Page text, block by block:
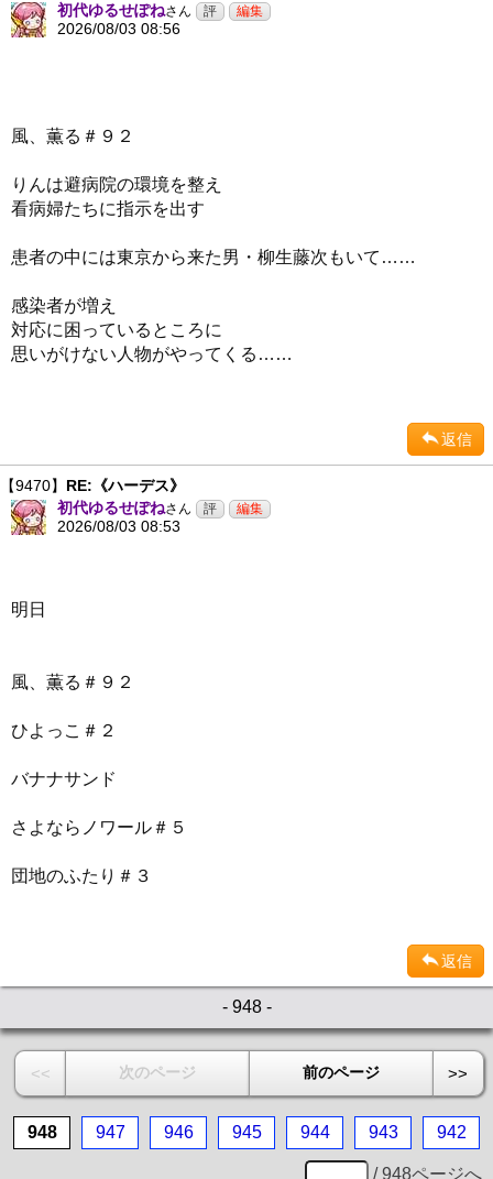
初代ゆるせぽねさん
2026/08/03 08:56
風、薫る＃９２
りんは避病院の環境を整え
看病婦たちに指示を出す
患者の中には東京から来た男・柳生藤次もいて……
感染者が増え
対応に困っているところに
思いがけない人物がやってくる……
返信
【9470】 RE:《ハーデス》
初代ゆるせぽねさん
2026/08/03 08:53
明日
風、薫る＃９２
ひよっこ＃２
バナナサンド
さよならノワール＃５
団地のふたり＃３
返信
- 948 -
<< 次のページ 前のページ >>
948 947 946 945 944 943 942
/ 948ページへ